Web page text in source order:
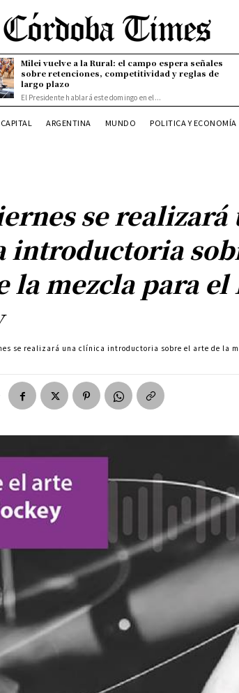
Milei vuelve a la Rural: el campo espera señales
sobre retenciones, competitividad y reglas de
largo plazo
El Presidente hablará este domingo en el...
ARGENTINA MUNDO POLITICA Y ECONOMÍA
se realizará
introductoria
la mezcla para el
se realizará una clínica introductoria sobre el arte de la